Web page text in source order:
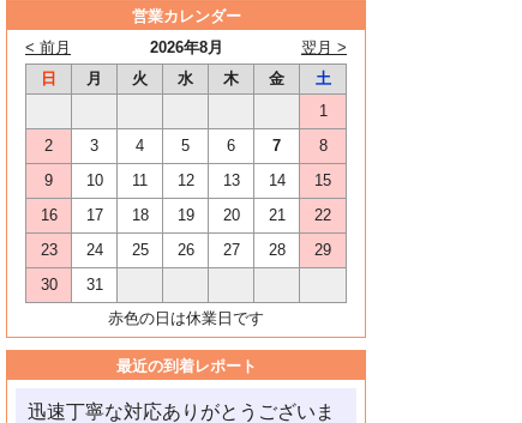
営業カレンダー
2026年8月
< 前月
翌月 >
日
月 火 水 木 金
土
1
2
3 4 5 6 7
8
9
10 11 12 13 14
15
16
17 18 19 20 21
22
23
24 25 26 27 28
29
30
31
赤色の日は休業日です
最近の到着レポート
迅速丁寧な対応ありがとうございま